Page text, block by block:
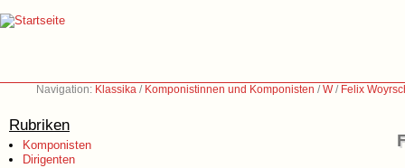
Navigation: Klassika / Komponistinnen und Komponisten /W/ Felix
Rubriken
Komponisten
Dirigenten